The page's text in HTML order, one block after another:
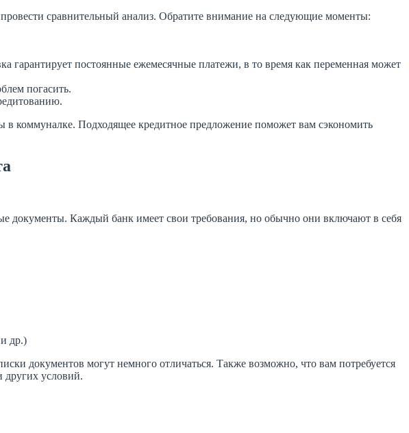
сравнительный анализ. Обратите внимание на следующие моменты:
гарантирует постоянные ежемесячные платежи, в то время как переменная может
погасить.
коммуналке. Подходящее кредитное предложение поможет вам сэкономить
документы. Каждый банк имеет свои требования, но обычно они включают в себя
др.)
документов могут немного отличаться. Также возможно, что вам потребуется
других условий.